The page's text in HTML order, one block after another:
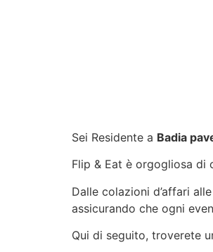
Sei Residente a Badia
Flip & Eat è orgogliosa di
Dalle colazioni d’affari
assicurando che ogni
Qui di seguito, troverete